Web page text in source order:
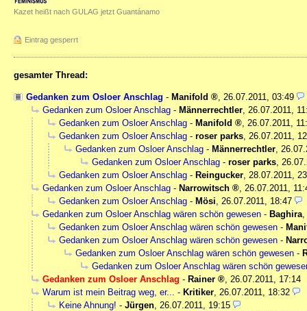
Kazet heißt nach GULAG jetzt Guantánamo
Eintrag gesperrt
gesamter Thread:
Gedanken zum Osloer Anschlag - Manifold
26.07.2011, 03:49
Gedanken zum Osloer Anschlag - Männerrechtler 26.07.2011,
Gedanken zum Osloer Anschlag - Manifold
26.07.2011,
Gedanken zum Osloer Anschlag - roser parks 26.07.2011,
Gedanken zum Osloer Anschlag - Männerrechtler
Gedanken zum Osloer Anschlag - roser parks
Gedanken zum Osloer Anschlag - Reingucker 28.07.2011,
Gedanken zum Osloer Anschlag - Narrowitsch
26.07.2011,
Gedanken zum Osloer Anschlag - Mösi
26.07.2011, 18:47
Gedanken zum Osloer Anschlag wären schön gewesen - Baghira
Gedanken zum Osloer Anschlag wären schön gewesen -
Gedanken zum Osloer Anschlag wären schön gewesen -
Gedanken zum Osloer Anschlag wären schön gewesen -
Gedanken zum Osloer Anschlag wären schön
Gedanken zum Osloer Anschlag - Rainer
26.07.2011, 17:14
Warum ist mein Beitrag weg, er...
- Kritiker 26.07.2011, 18:32
Keine Ahnung! - Jürgen 26.07.2011, 19:15